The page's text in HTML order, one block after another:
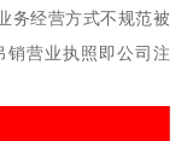
务经营方式不规范被
营业执照即公司注